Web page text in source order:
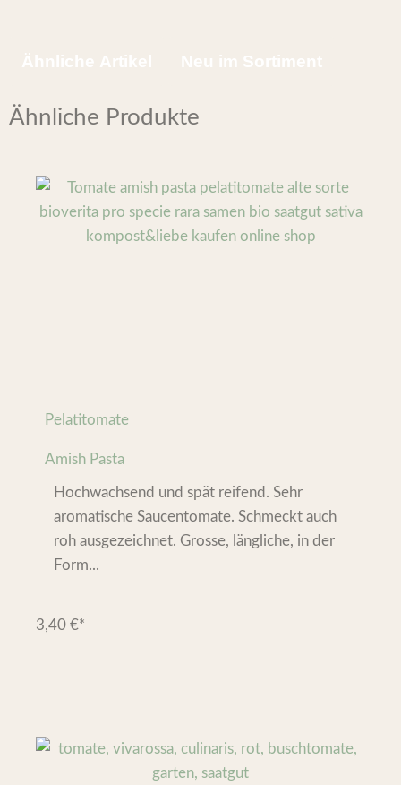
Ähnliche Produkte
Pelatitomate
Amish Pasta
Hochwachsend und spät reifend. Sehr
aromatische Saucentomate. Schmeckt auch
roh ausgezeichnet. Grosse, längliche, in der
Form...
3,40 €*